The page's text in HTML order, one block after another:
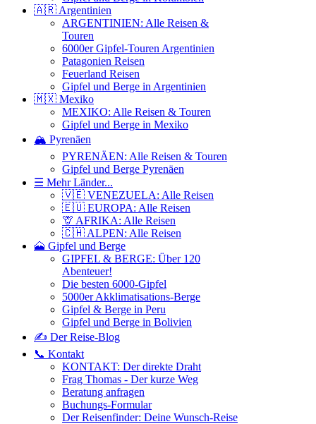
🇦🇷 Argentinien
ARGENTINIEN: Alle Reisen &
Touren
6000er Gipfel-Touren Argentinien
Patagonien Reisen
Feuerland Reisen
Gipfel und Berge in Argentinien
🇲🇽 Mexiko
MEXIKO: Alle Reisen & Touren
Gipfel und Berge in Mexiko
🏔️ Pyrenäen
PYRENÄEN: Alle Reisen & Touren
Gipfel und Berge Pyrenäen
☰ Mehr Länder...
🇻🇪 VENEZUELA: Alle Reisen
🇪🇺 EUROPA: Alle Reisen
🦒 AFRIKA: Alle Reisen
🇨🇭 ALPEN: Alle Reisen
🗻 Gipfel und Berge
GIPFEL & BERGE: Über 120
Abenteuer!
Die besten 6000-Gipfel
5000er Akklimatisations-Berge
Gipfel & Berge in Peru
Gipfel und Berge in Bolivien
✍️ Der Reise-Blog
📞 Kontakt
KONTAKT: Der direkte Draht
Frag Thomas - Der kurze Weg
Beratung anfragen
Buchungs-Formular
Der Reisenfinder: Deine Wunsch-Reise